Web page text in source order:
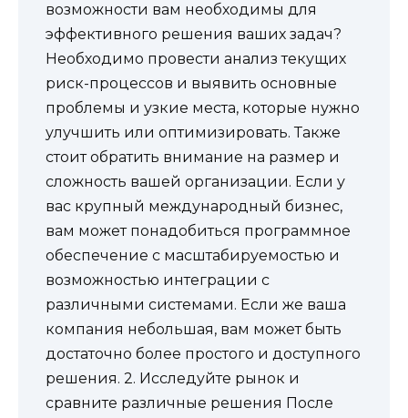
возможности вам необходимы для
эффективного решения ваших задач?
Необходимо провести анализ текущих
риск-процессов и выявить основные
проблемы и узкие места, которые нужно
улучшить или оптимизировать. Также
стоит обратить внимание на размер и
сложность вашей организации. Если у
вас крупный международный бизнес,
вам может понадобиться программное
обеспечение с масштабируемостью и
возможностью интеграции с
различными системами. Если же ваша
компания небольшая, вам может быть
достаточно более простого и доступного
решения. 2. Исследуйте рынок и
сравните различные решения После